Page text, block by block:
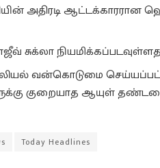
அதிரடி ஆட்டக்காரரான
சுக்லா
வன்கொடுமை
குறையாத ஆயுள்
Today Headlines